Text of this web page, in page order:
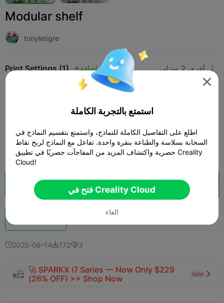
Modular shelf
tonyletigre
Print Settings (1)  إضافة منزلي  أخرى 
K2 Plus K2 Pro
 10h 02m 1 plates 348.37g
تقطيع سحابي فتح في Creality Cloud
2025-08-141723
🚀 SPARKX i7 Series — Now Only $229
(26% OFF) >> Shop Now
sale 

استمتع بالتجربة الكاملة
اطلع على التفاصيل الكاملة للنماذج، واستمتع بتقسيم النماذج في
السحابة بسلاسة والطباعة بنقرة واحدة. تفاعل مع النماذج لربح نقاط
حصرية واكتشاف المزيد من المفاجآت حصريًا في تطبيق Creality
Cloud!
فتح في Creality Cloud
الغاء